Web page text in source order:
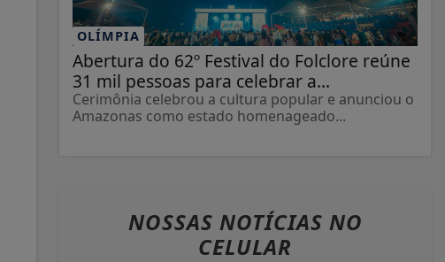
OLÍMPIA
Abertura do 62º Festival do Folclore reúne
31 mil pessoas para celebrar a...
Cerimônia celebrou a cultura popular e anunciou o
Amazonas como estado homenageado...
NOSSAS NOTÍCIAS NO
CELULAR